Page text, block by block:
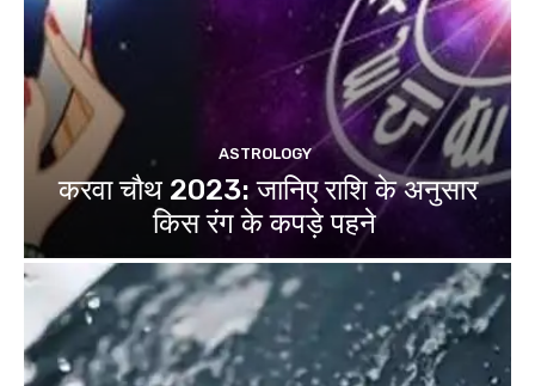
ASTROLOGY
करवा चौथ 2023: ​​जानिए राशि के अनुसार
किस रंग के कपड़े पहने